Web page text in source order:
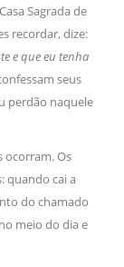
Sagrada de
recordar, dize:
e que eu tenha
seus
perdão naquele
ocorram. Os
quando cai a
do chamado
meio do dia e